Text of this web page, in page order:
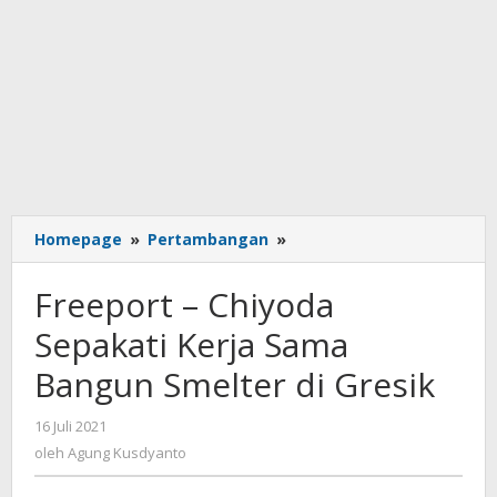
Homepage » Pertambangan »
–
Sepakati
Sama
Bangun
Smelter
Freeport – Chiyoda
Sepakati Kerja Sama
Bangun Smelter di Gresik
16 Juli 2021
Agung
Kusdyanto
oleh Agung Kusdyanto